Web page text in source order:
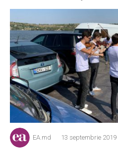
EA.md 13 septembrie 2019